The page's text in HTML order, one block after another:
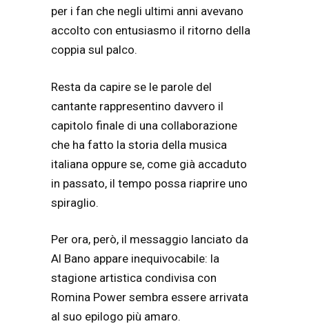
per i fan che negli ultimi anni avevano
accolto con entusiasmo il ritorno della
coppia sul palco.
Resta da capire se le parole del
cantante rappresentino davvero il
capitolo finale di una collaborazione
che ha fatto la storia della musica
italiana oppure se, come già accaduto
in passato, il tempo possa riaprire uno
spiraglio.
Per ora, però, il messaggio lanciato da
Al Bano appare inequivocabile: la
stagione artistica condivisa con
Romina Power sembra essere arrivata
al suo epilogo più amaro.